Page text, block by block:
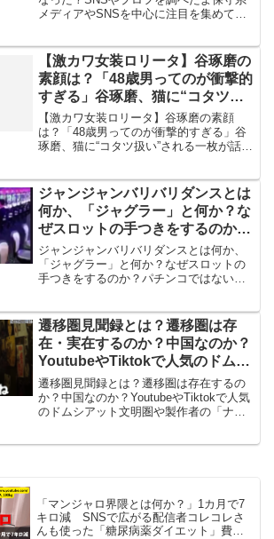
メディアやSNSを中心に注目を集めてお
子さんとはどのような人物なのか、そし
てなぜ話題になってい...
【激カワ女装ロリータ】谷琢磨の
素顔は？「48歳男ってのが衝撃的
すぎる」谷琢磨、猫に“コタツ扱
い”される一枚が話題の女装家を
調べたよ
【激カワ女装ロリータ】谷琢磨の素顔
は？「48歳男ってのが衝撃的すぎる」谷
琢磨、猫に“コタツ扱い”される一枚が話題
違いした」写真が大きな反響を呼んでい
ます。女装ロリー...
ジャンジャンバリバリダンスとは
何か、「ジャグラー」と何か？な
ぜスロットの手つきをするのか？
パチンコではないのか？Youtube
やTiktokで人気のダンスを調べて
みる。
ジャンジャンバリバリダンスとは何か、
「ジャグラー」と何か？なぜスロットの
手つきをするのか？パチンコではないの
#本家 ♬ オリジナル楽曲 -...
遷移圏見聞録とは？遷移圏は存
在・実在するのか？中国なのか？
YoutubeやTiktokで人気のドムシ
アット文明圏や製作者の「ナカム
ラ」等について調べる
遷移圏見聞録とは？遷移圏は存在するの
か？中国なのか？YoutubeやTiktokで人気
のドムシアット文明圏や製作者の「ナカ
「マンジャロ界隈とは何か？」1カ月で7
キロ減 SNSで広がる配信者コレコレさ
んも使った「糖尿病薬ダイエット」費用